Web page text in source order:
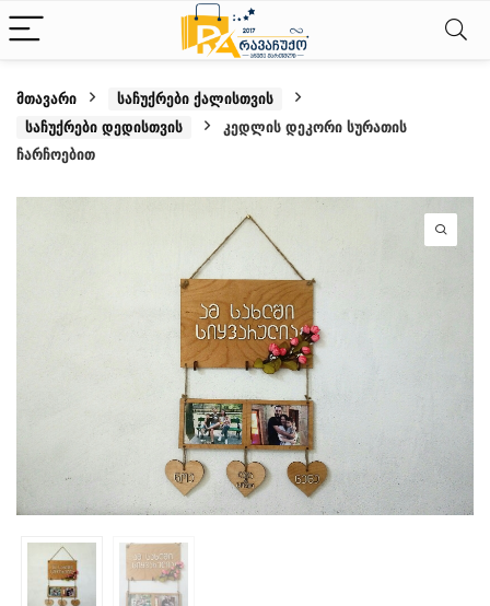
მთავარი
საჩუქრები ქალისთვის
საჩუქრები დედისთვის
კედლის დეკორი სურათის
ჩარჩოებით